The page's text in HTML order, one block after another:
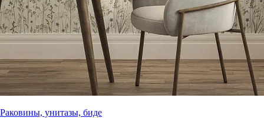
Раковины, унитазы, биде